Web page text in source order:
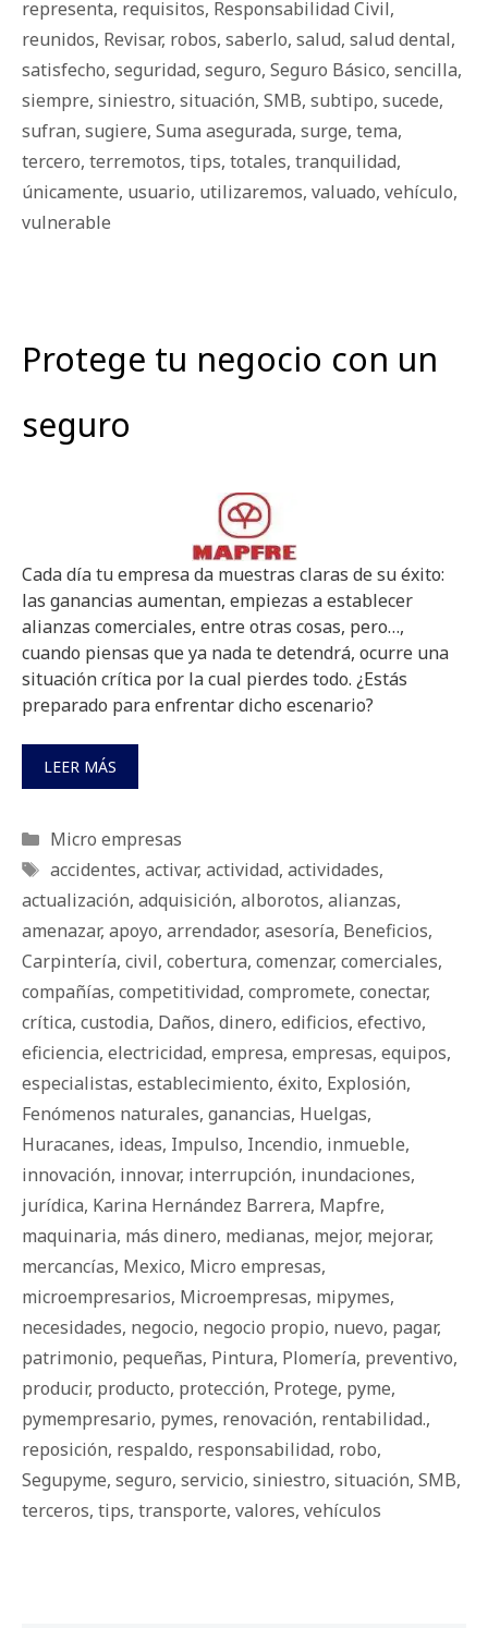
representa, requisitos, Responsabilidad Civil,
reunidos, Revisar, robos, saberlo, salud, salud dental,
satisfecho, seguridad, seguro, Seguro Básico, sencilla,
siempre, siniestro, situación, SMB, subtipo, sucede,
sufran, sugiere, Suma asegurada, surge, tema,
tercero, terremotos, tips, totales, tranquilidad,
únicamente, usuario, utilizaremos, valuado, vehículo,
vulnerable
Protege tu negocio con un
seguro
Cada día tu empresa da muestras claras de su éxito:
las ganancias aumentan, empiezas a establecer
alianzas comerciales, entre otras cosas, pero…,
cuando piensas que ya nada te detendrá, ocurre una
situación crítica por la cual pierdes todo. ¿Estás
preparado para enfrentar dicho escenario?
LEER MÁS
Categorías
Micro empresas
Etiquetas
accidentes, activar, actividad, actividades,
actualización, adquisición, alborotos, alianzas,
amenazar, apoyo, arrendador, asesoría, Beneficios,
Carpintería, civil, cobertura, comenzar, comerciales,
compañías, competitividad, compromete, conectar,
crítica, custodia, Daños, dinero, edificios, efectivo,
eficiencia, electricidad, empresa, empresas, equipos,
especialistas, establecimiento, éxito, Explosión,
Fenómenos naturales, ganancias, Huelgas,
Huracanes, ideas, Impulso, Incendio, inmueble,
innovación, innovar, interrupción, inundaciones,
jurídica, Karina Hernández Barrera, Mapfre,
maquinaria, más dinero, medianas, mejor, mejorar,
mercancías, Mexico, Micro empresas,
microempresarios, Microempresas, mipymes,
necesidades, negocio, negocio propio, nuevo, pagar,
patrimonio, pequeñas, Pintura, Plomería, preventivo,
producir, producto, protección, Protege, pyme,
pymempresario, pymes, renovación, rentabilidad.,
reposición, respaldo, responsabilidad, robo,
Segupyme, seguro, servicio, siniestro, situación, SMB,
terceros, tips, transporte, valores, vehículos